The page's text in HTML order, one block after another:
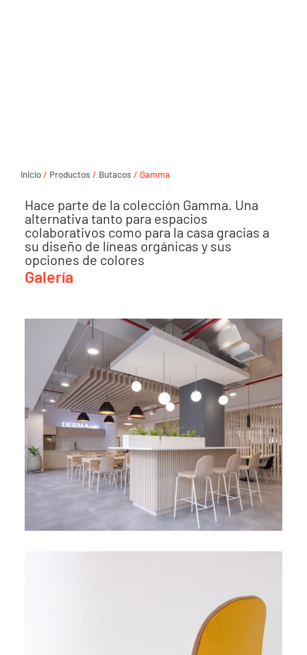
Inicio/ Productos / Butacos / Gamma
Hace parte de la colección Gamma. Una
alternativa tanto para espacios
colaborativos como para la casa gracias a
su diseño de líneas orgánicas y sus
opciones de colores
Galería